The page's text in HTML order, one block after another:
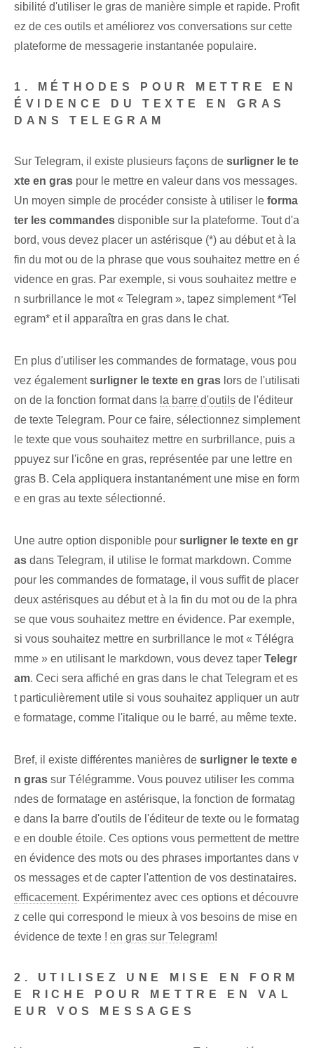
sibilité d'utiliser le gras de manière simple et rapide. Profit
ez de ces outils et améliorez vos conversations sur cette
plateforme de messagerie instantanée populaire.
1. MÉTHODES POUR METTRE EN
ÉVIDENCE DU TEXTE EN GRAS
DANS TELEGRAM
Sur Telegram, il existe plusieurs façons de surligner le te
xte en gras pour le mettre en valeur dans vos messages.
Un moyen simple de procéder consiste à utiliser le forma
ter les commandes disponible sur la plateforme. Tout d'a
bord, vous devez placer un astérisque (*)⁢ au ⁤début et à la
fin du mot ou de la phrase que vous souhaitez mettre en é
vidence en gras. Par exemple, si vous souhaitez mettre e
n surbrillance le mot « Telegram », tapez simplement *Tel
egram* et il apparaîtra en gras dans le chat.
En plus d'utiliser les commandes de formatage, vous pou
vez égalementsurligner le texte en gras ‌lors de l'utilisati
on de la fonction ⁣format dans la barre d'outils de l'éditeur
de texte Telegram. Pour ce faire, sélectionnez simplement
le texte que vous souhaitez mettre en surbrillance, puis a
ppuyez sur l'icône en gras, représentée par une lettre en
gras B. Cela appliquera instantanément une mise en form
e en gras au texte sélectionné.
Une autre option disponible pour surligner le texte en gr
as dans Telegram, il utilise le format markdown. Comme
pour les commandes de formatage, il vous suffit de placer
deux astérisques au début et à la fin du mot ou de la phra
se que vous souhaitez mettre en évidence. Par exemple, ⁢
si vous souhaitez mettre en surbrillance le ⁢mot « Télégra
mme » en utilisant le markdown, vous devez taper Telegr
am. Ceci sera affiché en gras dans le chat Telegram et es
t particulièrement utile si vous souhaitez appliquer un autr
e formatage, comme l'italique ou le barré, au même texte.
Bref, il existe différentes manières de surligner le texte e
n gras sur Télégramme. Vous pouvez utiliser les comma
ndes de formatage en astérisque, la fonction de formatag
e dans la barre d'outils de l'éditeur de texte ou le formatag
e en double étoile. Ces options vous permettent de mettre
en évidence des mots ou des phrases importantes dans v
os messages et de capter l'attention de vos destinataires.
efficacement. Expérimentez avec ces options⁣ et découvre
z celle qui correspond le mieux à vos besoins de mise en
évidence de texte ! en gras sur Telegram!
2. UTILISEZ UNE MISE EN FORM
E RICHE POUR METTRE EN VAL
EUR VOS MESSAGES